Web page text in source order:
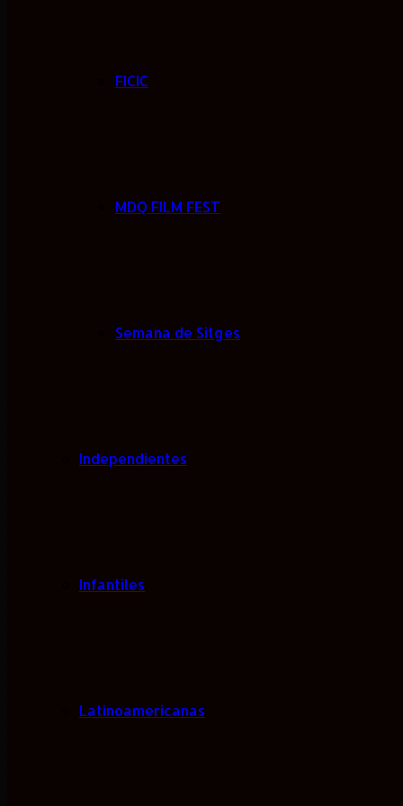
FICIC
MDQ FILM FEST
Semana de Sitges
Independientes
Infantiles
Latinoamericanas